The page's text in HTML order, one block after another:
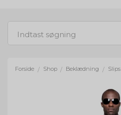
g
a
t
o
Forside / Shop / Beklædning / Slips